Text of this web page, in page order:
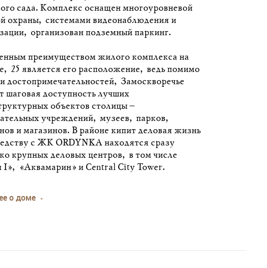
сада. Комплекс оснащен многоуровневой
охраны, системами видеонаблюдения и
организован подземный паркинг.
преимуществом жилого комплекса на
25 является его расположение, ведь помимо
достопримечательностей, Замоскворечье
шаговая доступность лучших
объектов столицы –
учреждений, музеев, парков,
и магазинов. В районе кипит деловая жизнь
с ЖК ORDYNKA находятся сразу
крупных деловых центров, в том числе
I», «Аквамарин» и Central City Tower.
о доме